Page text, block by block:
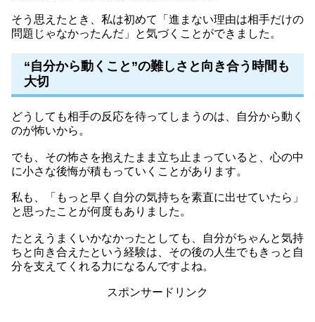
そう思えたとき、私は初めて「進まない理由は相手だけの
問題じゃなかったんだ」と気づくことができました。
“自分から動くこと”の難しさと向き合う時間も
大切
どうしても相手の反応を待ってしまうのは、自分から動く
のが怖いから。
でも、その怖さを抱えたまま立ち止まっていると、心の中
に小さな後悔が積もっていくことがあります。
私も、「もっと早く自分の気持ちを素直に出せていたら」
と思ったことが何度もありました。
たとえうまくいかなかったとしても、自分がちゃんと気持
ちと向き合えたという経験は、その後の人生でもきっと自
分を支えてくれる力になるんですよね。
スポンサードリンク